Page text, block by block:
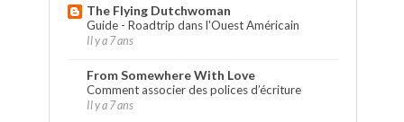
The Flying Dutchwoman
Guide - Roadtrip dans l'Ouest Américain
Il y a 7 ans
From Somewhere With Love
Comment associer des polices d’écriture
Il y a 7 ans